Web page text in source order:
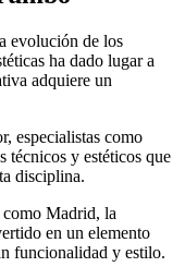
evolución de los
ha dado lugar a
adquiere un
especialistas como
técnicos y estéticos que
disciplina.
como Madrid, la
en un elemento
funcionalidad y estilo.